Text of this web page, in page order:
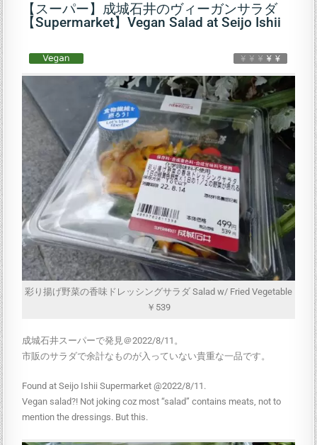
【スーパー】成城石井のヴィーガンサラダ
【Supermarket】Vegan Salad at Seijo Ishii
彩り揚げ野菜の香味ドレッシングサラダ Salad w/ Fried Vegetable
￥539
成城石井スーパーで発見＠2022/8/11。
市販のサラダで余計なものが入っていない貴重な一品です。
Found at Seijo Ishii Supermarket @2022/8/11.
Vegan salad?! Not joking coz most “salad” contains meats, not to
mention the dressings. But this.